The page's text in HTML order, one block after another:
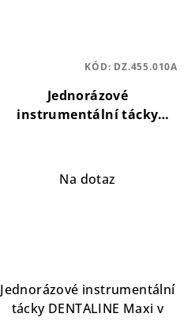
Jednorázové
instrumentální tácky
uspořádání nástrojů
Na dotaz
5,0
z
Jednorázové instrumentální
tácky DENTALINE Maxi v
KÓD: DZ.455.010A